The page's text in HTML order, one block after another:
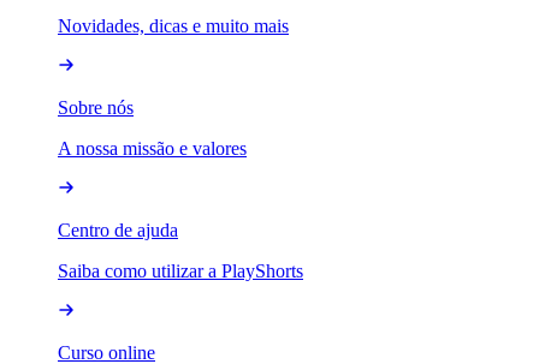
Novidades, dicas e muito mais
Sobre nós
A nossa missão e valores
Centro de ajuda
Saiba como utilizar a PlayShorts
Curso online